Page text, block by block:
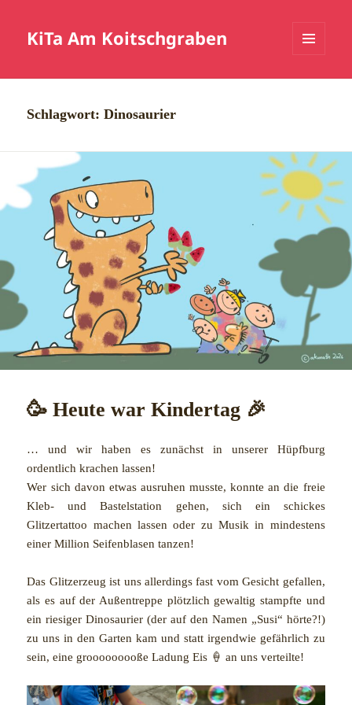
KiTa Am Koitschgraben
Schlagwort:Dinosaurier
🥳 Heute war Kindertag 🎉
… und wir haben es zunächst in unserer Hüpfburg
ordentlich krachen lassen!
Wer sich davon etwas ausruhen musste, konnte an die freie
Kleb- und Bastelstation gehen, sich ein schickes
Glitzertattoo machen lassen oder zu Musik in mindestens
einer Million Seifenblasen tanzen!
Das Glitzerzeug ist uns allerdings fast vom Gesicht gefallen,
als es auf der Außentreppe plötzlich gewaltig stampfte und
ein riesiger Dinosaurier (der auf den Namen „Susi“ hörte?!)
zu uns in den Garten kam und statt irgendwie gefährlich zu
sein, eine grooooooooße Ladung Eis 🍦 an uns verteilte!